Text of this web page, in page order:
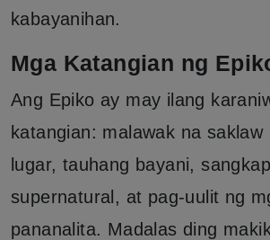
kabayanihan.
Mga Katangian ng
Ang Epiko ay may ilang
katangian: malawak na
lugar, tauhang bayani,
supernatural, at pag-uulit ng
pananalita. Madalas ding